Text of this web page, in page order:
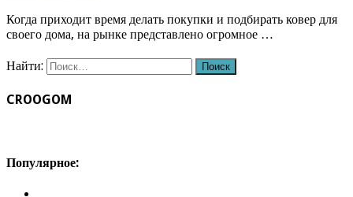
Когда приходит время делать покупки и подбирать ковер для
своего дома, на рынке представлено огромное …
Найти:
CROOGOM
Популярное: